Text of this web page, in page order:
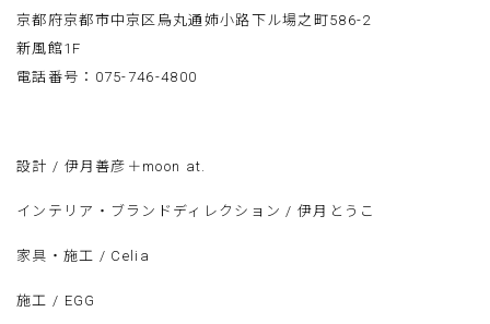
京都府京都市中京区烏丸通姉小路下ル場之町586-2
新風館1F
電話番号：075-746-4800
設計 / 伊月善彦＋moon at.
インテリア・ブランドディレクション / 伊月とうこ
家具・施工 / Celia
施工 / EGG